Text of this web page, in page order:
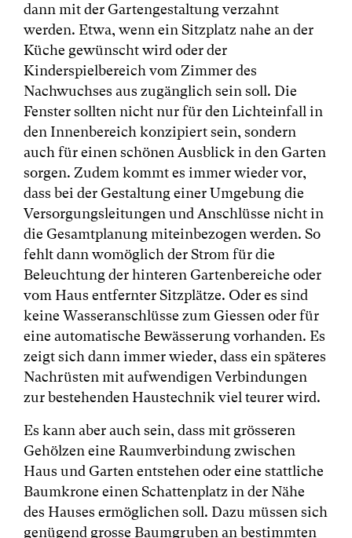
dann mit der Gartengestaltung verzahnt
werden. Etwa, wenn ein Sitzplatz nahe an der
Küche gewünscht wird oder der
Kinderspielbereich vom Zimmer des
Nachwuchses aus zugänglich sein soll. Die
Fenster sollten nicht nur für den Lichteinfall in
den Innenbereich konzipiert sein, sondern
auch für einen schönen Ausblick in den Garten
sorgen. Zudem kommt es immer wieder vor,
dass bei der Gestaltung einer Umgebung die
Versorgungsleitungen und Anschlüsse nicht in
die Gesamtplanung miteinbezogen werden. So
fehlt dann womöglich der Strom für die
Beleuchtung der hinteren Gartenbereiche oder
vom Haus entfernter Sitzplätze. Oder es sind
keine Wasseranschlüsse zum Giessen oder für
eine automatische Bewässerung vorhanden. Es
zeigt sich dann immer wieder, dass ein späteres
Nachrüsten mit aufwendigen Verbindungen
zur bestehenden Haustechnik viel teurer wird.
Es kann aber auch sein, dass mit grösseren
Gehölzen eine Raumverbindung zwischen
Haus und Garten entstehen oder eine stattliche
Baumkrone einen Schattenplatz in der Nähe
des Hauses ermöglichen soll. Dazu müssen sich
genügend grosse Baumgruben an bestimmten